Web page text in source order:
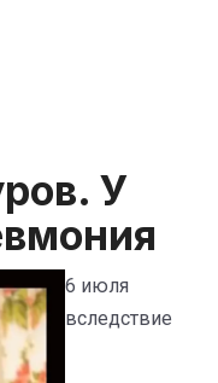
У
6 июля
вследствие